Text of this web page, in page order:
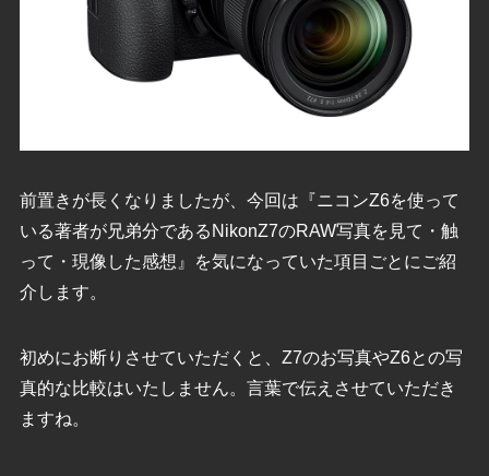
前置きが長くなりましたが、今回は『ニコンZ6を使って
いる著者が兄弟分であるNikonZ7のRAW写真を見て・触
って・現像した感想』を気になっていた項目ごとにご紹
介します。
初めにお断りさせていただくと、Z7のお写真やZ6との写
真的な比較はいたしません。言葉で伝えさせていただき
ますね。